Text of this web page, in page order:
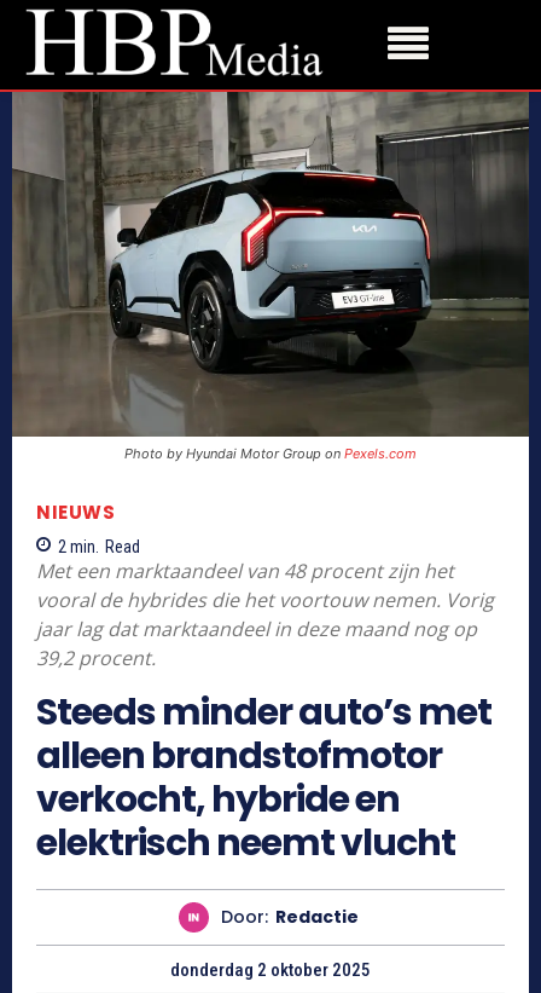
Photo by Hyundai Motor Group on Pexels.com
NIEUWS
2 min. Read
Met een marktaandeel van 48 procent zijn het
vooral de hybrides die het voortouw nemen. Vorig
jaar lag dat marktaandeel in deze maand nog op
39,2 procent.
Steeds minder auto’s met
alleen brandstofmotor
verkocht, hybride en
elektrisch neemt vlucht
Door: Redactie
donderdag 2 oktober 2025